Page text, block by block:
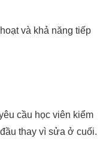
và khả năng tiếp
cầu học viên kiểm
thay vì sửa ở cuối.